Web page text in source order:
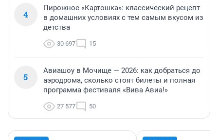
4
Пирожное «Картошка»: классический рецепт
в домашних условиях с тем самым вкусом из
детства
30 697 15
5
Авиашоу в Мочище — 2026: как добраться до
аэродрома, сколько стоят билеты и полная
программа фестиваля «Вива Авиа!»
27 577 50